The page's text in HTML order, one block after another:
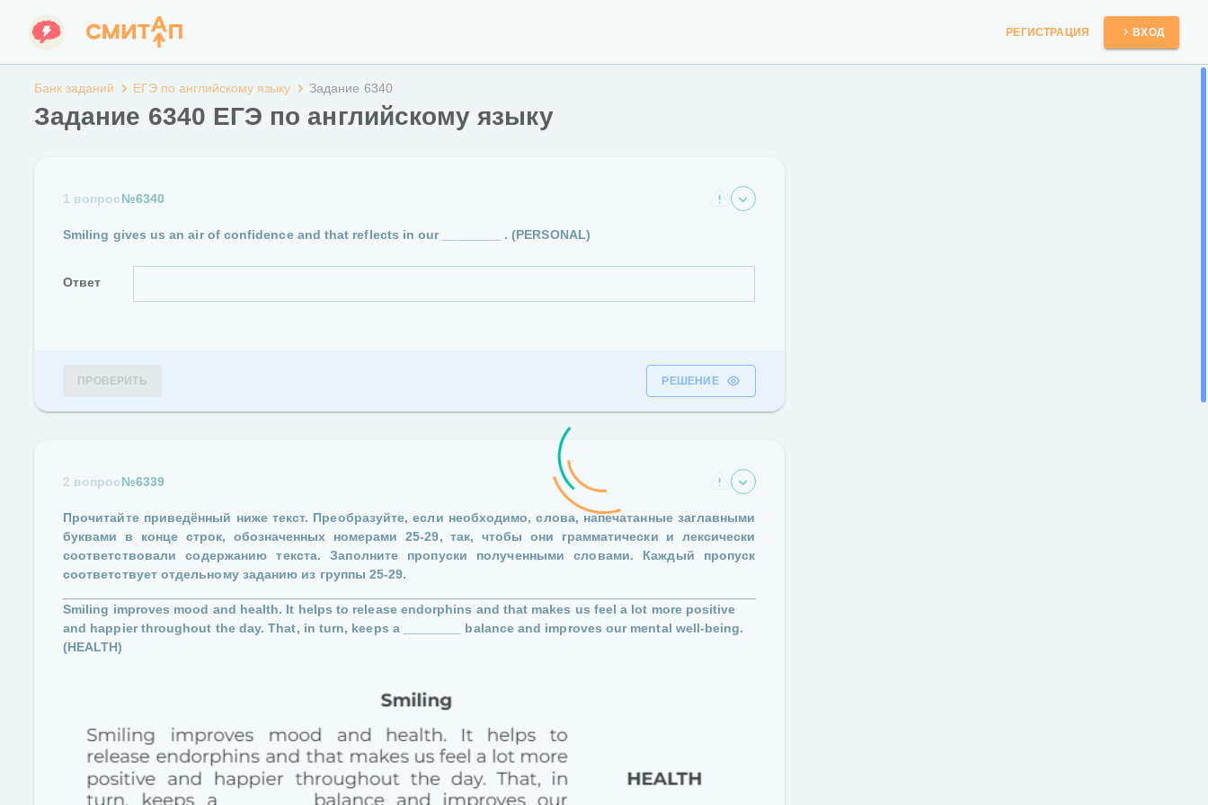
РЕГИСТРАЦИЯ ВХОД
Банк заданий ЕГЭ по английскому языку Задание 6340
Задание 6340 ЕГЭ по английскому языку
1 вопрос№6340
Smiling gives us an air of confidence and that reflects in our ________ . (PERSONAL)
Ответ
ПРОВЕРИТЬ РЕШЕНИЕ
2 вопрос№6339
Прочитайте приведённый ниже текст. Преобразуйте, если необходимо, слова, напечатанные заглавными
буквами в конце строк, обозначенных номерами25-29, так, чтобы они грамматически и лексически
соответствовали содержанию текста. Заполните пропуски полученными словами. Каждый пропуск
соответствует отдельному заданию из группы25-29.
Smiling improves mood and health. It helps to release endorphins and that makes us feel a lot more positive
and happier throughout the day. That, in turn, keeps a ________ balance and improves our mental well-being.
(HEALTH)